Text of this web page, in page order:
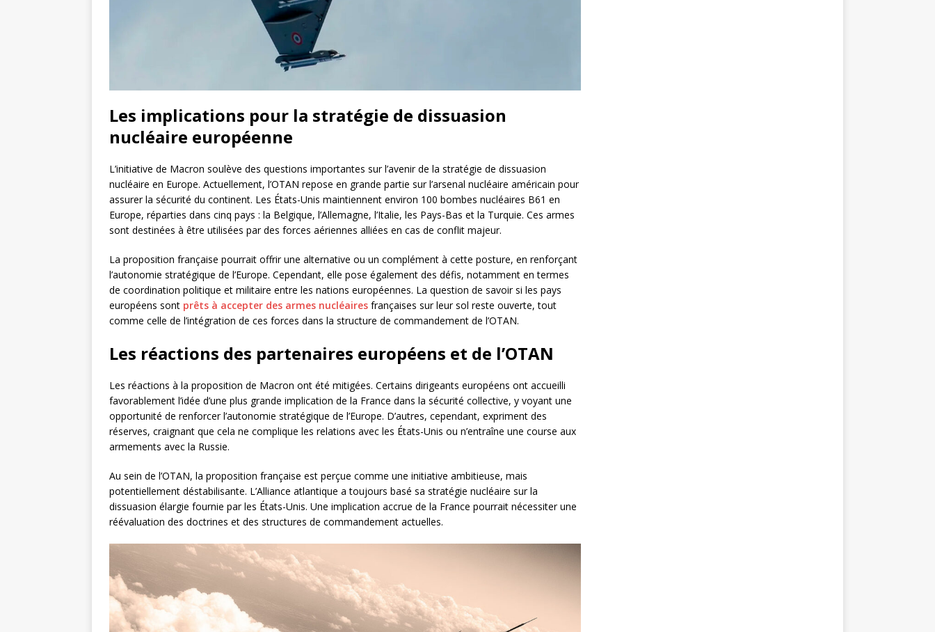
Les implications pour la stratégie de dissuasion
nucléaire européenne
L’initiative de Macron soulève des questions importantes sur l’avenir de la stratégie de dissuasion
nucléaire en Europe. Actuellement, l’OTAN repose en grande partie sur l’arsenal nucléaire américain pour
assurer la sécurité du continent. Les États-Unis maintiennent environ 100 bombes nucléaires B61 en
Europe, réparties dans cinq pays : la Belgique, l’Allemagne, l’Italie, les Pays-Bas et la Turquie. Ces armes
sont destinées à être utilisées par des forces aériennes alliées en cas de conflit majeur.
La proposition française pourrait offrir une alternative ou un complément à cette posture, en renforçant
l’autonomie stratégique de l’Europe. Cependant, elle pose également des défis, notamment en termes
de coordination politique et militaire entre les nations européennes. La question de savoir si les pays
européens sont prêts à accepter des armes nucléaires françaises sur leur sol reste ouverte, tout
comme celle de l’intégration de ces forces dans la structure de commandement de l’OTAN.
Les réactions des partenaires européens et de l’OTAN
Les réactions à la proposition de Macron ont été mitigées. Certains dirigeants européens ont accueilli
favorablement l’idée d’une plus grande implication de la France dans la sécurité collective, y voyant une
opportunité de renforcer l’autonomie stratégique de l’Europe. D’autres, cependant, expriment des
réserves, craignant que cela ne complique les relations avec les États-Unis ou n’entraîne une course aux
armements avec la Russie.
Au sein de l’OTAN, la proposition française est perçue comme une initiative ambitieuse, mais
potentiellement déstabilisante. L’Alliance atlantique a toujours basé sa stratégie nucléaire sur la
dissuasion élargie fournie par les États-Unis. Une implication accrue de la France pourrait nécessiter une
réévaluation des doctrines et des structures de commandement actuelles.